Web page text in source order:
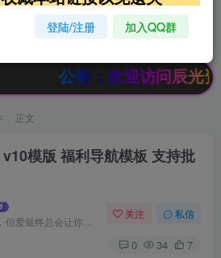
超低价文字广告位招租
公告：欢迎访问辰光资源网
正文
模版 福利导航模板 支持批
关注 私信
0 34 7
登陆/注册 加入QQ群